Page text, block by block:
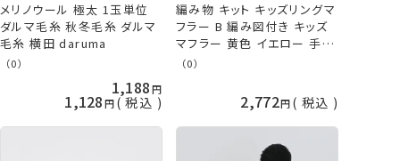
メリノウール 極太 1玉単位
ダルマ毛糸 秋冬毛糸 ダルマ
毛糸 横田 daruma
（0）
1,188
1,128 税込
編み物 キット キッズリングマ
フラー B 編み図付き キッズ
マフラー 黄色 イエロー 手作
りキット 手編みキット やわら
手編み 手作り 手芸 棒針編
み 毛糸 ダルマ 横田
daruma ykt 手芸の山久
（0）
2,772 税込